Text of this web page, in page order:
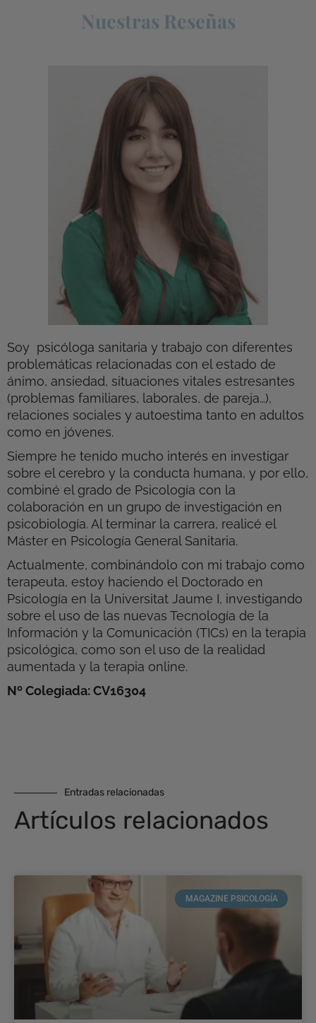
Nuestras Reseñas
Soy psicóloga sanitaria y trabajo con diferentes
problemáticas relacionadas con el estado de
ánimo, ansiedad, situaciones vitales estresantes
(problemas familiares, laborales, de pareja…),
relaciones sociales y autoestima tanto en adultos
como en jóvenes.
Siempre he tenido mucho interés en investigar
sobre el cerebro y la conducta humana, y por ello,
combiné el grado de Psicología con la
colaboración en un grupo de investigación en
psicobiología. Al terminar la carrera, realicé el
Máster en Psicología General Sanitaria.
Actualmente, combinándolo con mi trabajo como
terapeuta, estoy haciendo el Doctorado en
Psicología en la Universitat Jaume I, investigando
sobre el uso de las nuevas Tecnología de la
Información y la Comunicación (TICs) en la terapia
psicológica, como son el uso de la realidad
aumentada y la terapia online.
Nº Colegiada: CV16304
Entradas relacionadas
Artículos relacionados
MAGAZINE PSICOLOGÍA